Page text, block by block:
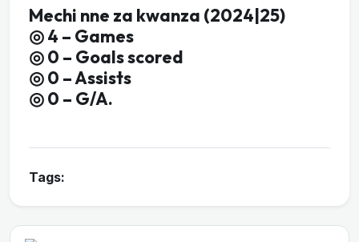
Mechi nne za kwanza (2024|25)
◎ 4 – Games
◎ 0 – Goals scored
◎ 0 – Assists
◎ 0 – G/A.
Tags: